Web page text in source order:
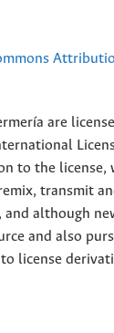
are
to the license,
transmit
although
and also
license